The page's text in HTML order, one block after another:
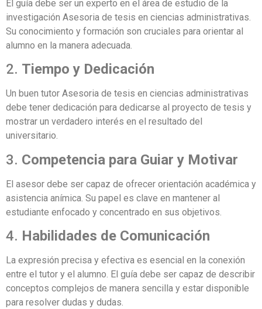
El guía debe ser un experto en el área de estudio de la
investigación Asesoria de tesis en ciencias administrativas.
Su conocimiento y formación son cruciales para orientar al
alumno en la manera adecuada.
2. Tiempo y Dedicación
Un buen tutor Asesoria de tesis en ciencias administrativas
debe tener dedicación para dedicarse al proyecto de tesis y
mostrar un verdadero interés en el resultado del
universitario.
3. Competencia para Guiar y Motivar
El asesor debe ser capaz de ofrecer orientación académica y
asistencia anímica. Su papel es clave en mantener al
estudiante enfocado y concentrado en sus objetivos.
4. Habilidades de Comunicación
La expresión precisa y efectiva es esencial en la conexión
entre el tutor y el alumno. El guía debe ser capaz de describir
conceptos complejos de manera sencilla y estar disponible
para resolver dudas y dudas.